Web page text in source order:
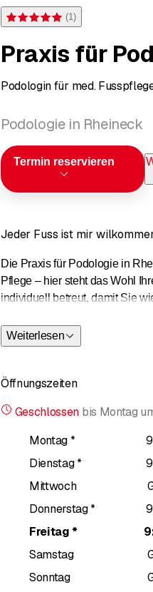
Bewertung 5 von 5 Sternen bei
(1)
Praxis für
Podologin für med.
Podologie in Rheineck
Termin reservieren
Jeder Fuss ist mir
Die Praxis für Podologie in
Pflege – hier steht das Wohl
individuell betreut, damit Sie
Weiterlesen
Öffnungszeiten
Geschlossen bis Montag
Montag * 9
Dienstag* 9
Mittwoch
Donnerstag* 9
Freitag * 9
Samstag
Sonntag